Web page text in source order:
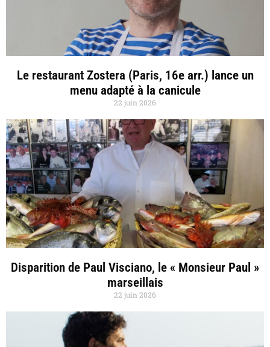
Le restaurant Zostera (Paris, 16e arr.) lance un
menu adapté à la canicule
22 juin 2026
Disparition de Paul Visciano, le « Monsieur Paul »
marseillais
22 juin 2026